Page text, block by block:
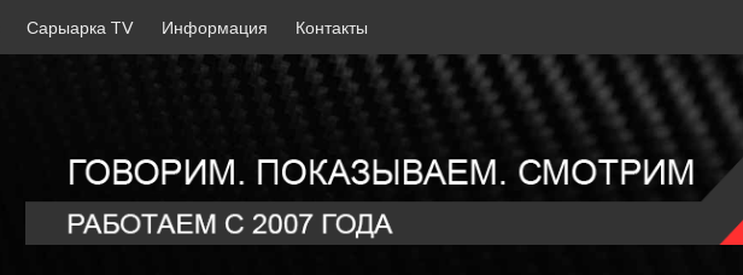
Сарыарка TV Информация Контакты